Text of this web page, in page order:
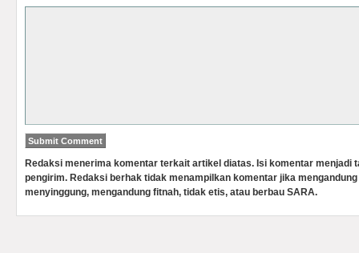
Redaksi menerima komentar terkait artikel diatas. Isi komentar menjadi
pengirim. Redaksi berhak tidak menampilkan komentar jika
menyinggung, mengandung fitnah, tidak etis, atau berbau SARA.